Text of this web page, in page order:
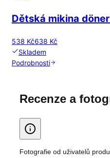
Dětská mikina
538 Kč638 Kč
Skladem
Podrobnosti
Recenze a
Fotografie od uživatelů